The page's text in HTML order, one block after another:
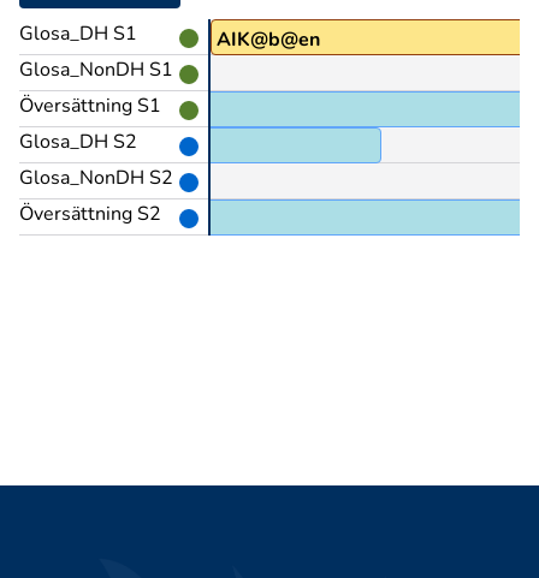
Glosa_DH S1
Glosa_NonDH S1
Översättning S1
Glosa_DH S2
Glosa_NonDH S2
Översättning S2
AIK@b@en
JA@b